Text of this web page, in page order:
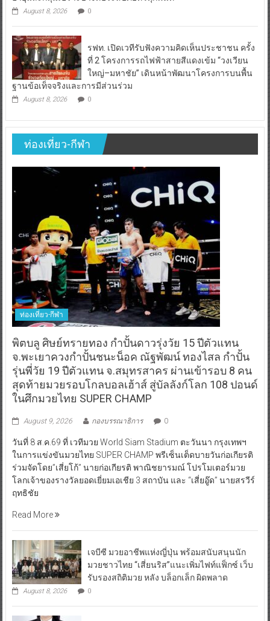
August 8, 2026 0
รฟท. เปิดเวทีรับฟังความคิดเห็นประชาชน ครั้ง
ที่ 2 โครงการรถไฟฟ้าสายสีแดงเข้ม “วงเวียน
ใหญ่–มหาชัย” เดินหน้าพัฒนาโครงการบนพื้น
ฐานข้อเท็จจริงและการมีส่วนร่วม
August 8, 2026 0
ท่องเที่ยว-กีฬา
ท่องเที่ยว-กีฬา
พิตบลู ศิษย์ทรายทอง กำปั้นดาวรุ่งวัย 15 ปีตัวแทน
จ.พะเยาควงกำปั้นชนะน็อค ณัฐพัฒน์ ทองไสล กำปั้น
รุ่นพี่วัย 19 ปีตัวแทน จ.สมุทรสาคร ผ่านเข้ารอบ 8 คน
สุดท้ายมวยรอบโกลบอลเฮ้าส์ สู่บัลลังก์โลก 108 ปอนด์
ในศึกมวยไทย SUPER CHAMP
August 9, 2026 กองบรรณาธิการ 0
วันที่ 8 ส.ค.69 ที่ เวทีมวย World Siam Stadium ตะวันนา กรุงเทพฯ
ในการแข่งขันมวยไทย SUPER CHAMP พรีเซ็นเต็ดบายวันก่อเกียรติ
ร่วมจัดโดย”เสี่ยโก้” นายก่อเกียรติ พาณิชยารมณ์ โปรโมเตอร์มวย
โลกเจ้าของรางวัลยอดเยี่ยมเอเชีย 3 สถาบัน และ “เสี่ยอู๊ด” นายสรวีร์
ฤทธิชัย
Read More
เจบีซี มวยอาชีพแห่งญี่ปุ่น พร้อมสนับสนุนนัก
มวยชาวไทย “เสี่ยนริส”แนะเพิ่มไฟท์แฟ็กซ์ เว็บ
รับรองสถิติมวย หลัง บล็อกเล็ก ผิดพลาด
August 8, 2026 0